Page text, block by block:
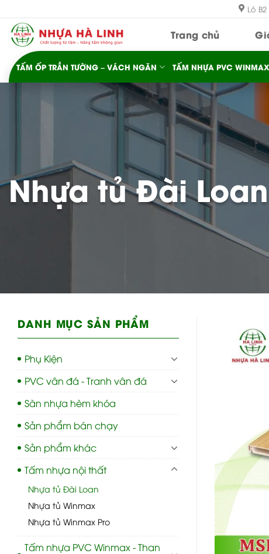
nội
Lô
Trang chủ
TẤM ỐP TRẦN TƯỜNG – VÁCH NGĂN TẤM NHỰA PVC WINMAX
Nhựa tủ Đài Loan
DANH MỤC SẢN PHẨM
Phụ Kiện
PVC vân đá - Tranh vân đá
Sàn nhựa hèm khóa
Sản phẩm bán chạy
Sản phẩm khác
Tấm nhựa nội thất
Nhựa tủ Đài Loan
Nhựa tủ Winmax
Nhựa tủ Winmax Pro
Tấm nhựa PVC Winmax - Than